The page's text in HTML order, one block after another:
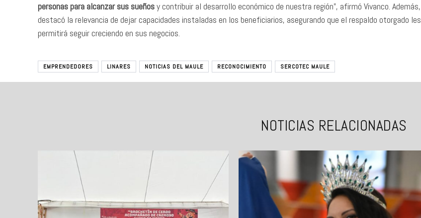
personas para alcanzar sus sueñosy contribuir al desarrollo económico de nuestra región”, afirmó Vivanco. Además,
destacó la relevancia de dejar capacidades instaladas en los beneficiarios, asegurando que el respaldo otorgado les
permitirá seguir creciendo en sus negocios.
EMPRENDEDORES LINARES NOTICIAS DEL MAULE RECONOCIMIENTO SERCOTEC MAULE
NOTICIAS RELACIONADAS